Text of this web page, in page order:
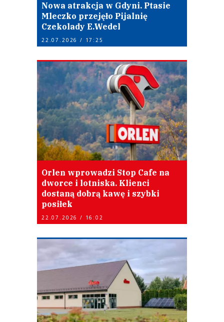
Nowa atrakcja w Gdyni. Ptasie
Mleczko przejęło Pijalnię
Czekolady E.Wedel
22.07.2026 / 17:25
Orlen wprowadzi Stop Cafe na
dworce i lotniska. Klienci
dostaną dobrą kawę i szybki
posiłek
22.07.2026 / 16:02